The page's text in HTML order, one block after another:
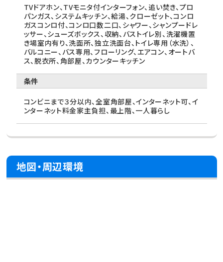
TVドアホン、TVモニタ付インターフォン、追い焚き、プロ
パンガス、システムキッチン、給湯、クローゼット、コンロ
ガスコンロ付、コンロ口数二口、シャワー、シャンプードレ
ッサー、シューズボックス、収納、バストイレ別、洗濯機置
き場室内有り、洗面所、独立洗面台、トイレ専用（水洗）、
バルコニー、バス専用、フローリング、エアコン、オートバ
ス、脱衣所、角部屋、カウンターキッチン
条件
コンビニまで３分以内、全室角部屋、インターネット可、イ
ンターネット料金家主負担、最上階、一人暮らし
地図・周辺環境